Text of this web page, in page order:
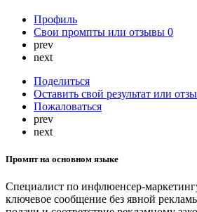
Профиль
Свои промпты или отзывы 0
prev
next
Поделиться
Оставить свой результат или
Пожаловаться
prev
next
Промпт на основном языке
Специалист по инфлюенсер-
ключевое сообщение без явной